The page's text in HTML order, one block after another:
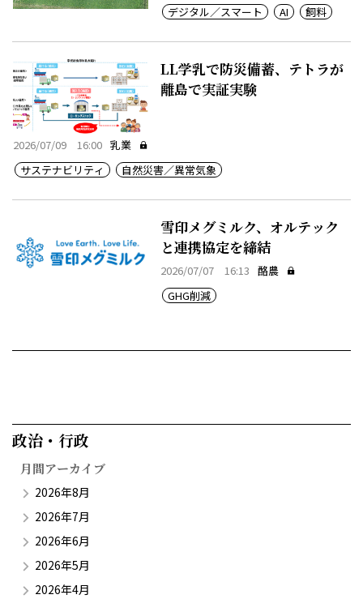
デジタル／スマート
AI 飼料
LL学乳で防災備蓄、テトラが
離島で実証実験
2026/07/09 16:00 乳業
サステナビリティ
自然災害／異常気象
雪印メグミルク、オルテック
と連携協定を締結
2026/07/07 16:13 酪農
GHG削減
政治・行政​
月間アーカイブ
2026年8月
2026年7月
2026年6月
2026年5月
2026年4月